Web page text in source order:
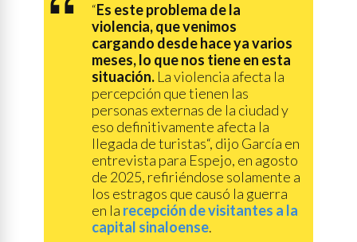
“Es este problema de la
violencia, que venimos
cargando desde hace ya varios
meses, lo que nos tiene en esta
situación. La violencia afecta la
percepción que tienen las
personas externas de la ciudad y
eso definitivamente afecta la
llegada de turistas“, dijo García en
entrevista para Espejo, en agosto
de 2025, refiriéndose solamente a
los estragos que causó la guerra
en la recepción de visitantes a la
capital sinaloense.